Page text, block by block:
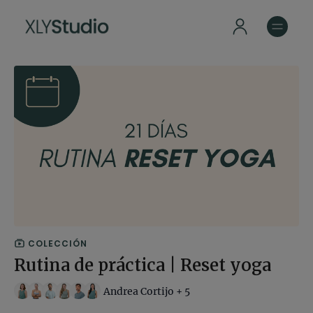
COLECCIÓN
Rutina de práctica | Reset yoga
Andrea Cortijo + 5